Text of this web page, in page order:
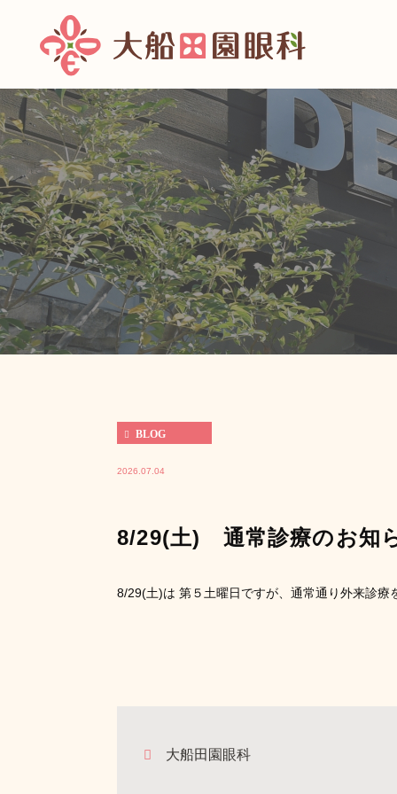
BLOG
2026.07.04
8/29(土) 通常診療のお知
8/29(土)は 第５土曜日ですが、通常通り外来診療
大船田園眼科